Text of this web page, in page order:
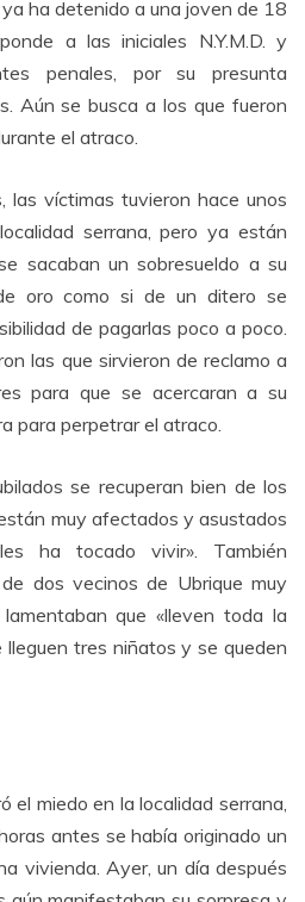
ha detenido a una joven de 18
a las iniciales N.Y.M.D. y
penales, por su presunta
Aún se busca a los que fueron
el atraco.
las víctimas tuvieron hace unos
serrana, pero ya están
sacaban un sobresueldo a su
oro como si de un ditero se
de pagarlas poco a poco.
las que sirvieron de reclamo a
para que se acercaran a su
para perpetrar el atraco.
se recuperan bien de los
muy afectados y asustados
ha tocado vivir». También
dos vecinos de Ubrique muy
que «lleven toda la
tres niñatos y se queden
el miedo en la localidad serrana,
antes se había originado un
vivienda. Ayer, un día después